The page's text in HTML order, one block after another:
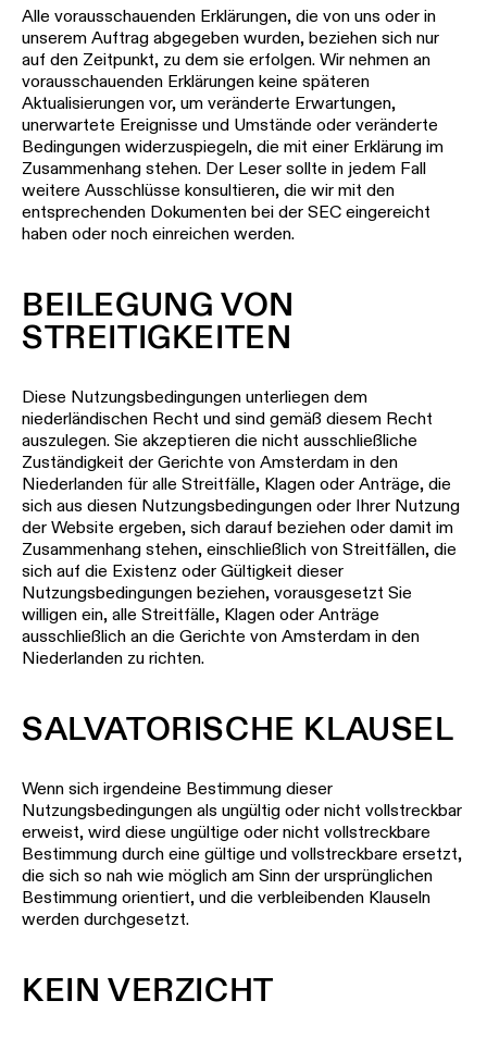
Alle vorausschauenden Erklärungen, die von uns oder in
unserem Auftrag abgegeben wurden, beziehen sich nur
auf den Zeitpunkt, zu dem sie erfolgen. Wir nehmen an
vorausschauenden Erklärungen keine späteren
Aktualisierungen vor, um veränderte Erwartungen,
unerwartete Ereignisse und Umstände oder veränderte
Bedingungen widerzuspiegeln, die mit einer Erklärung im
Zusammenhang stehen. Der Leser sollte in jedem Fall
weitere Ausschlüsse konsultieren, die wir mit den
entsprechenden Dokumenten bei der SEC eingereicht
haben oder noch einreichen werden.
BEILEGUNG VON
STREITIGKEITEN
Diese Nutzungsbedingungen unterliegen dem
niederländischen Recht und sind gemäß diesem Recht
auszulegen. Sie akzeptieren die nicht ausschließliche
Zuständigkeit der Gerichte von Amsterdam in den
Niederlanden für alle Streitfälle, Klagen oder Anträge, die
sich aus diesen Nutzungsbedingungen oder Ihrer Nutzung
der Website ergeben, sich darauf beziehen oder damit im
Zusammenhang stehen, einschließlich von Streitfällen, die
sich auf die Existenz oder Gültigkeit dieser
Nutzungsbedingungen beziehen, vorausgesetzt Sie
willigen ein, alle Streitfälle, Klagen oder Anträge
ausschließlich an die Gerichte von Amsterdam in den
Niederlanden zu richten.
SALVATORISCHE KLAUSEL
Wenn sich irgendeine Bestimmung dieser
Nutzungsbedingungen als ungültig oder nicht vollstreckbar
erweist, wird diese ungültige oder nicht vollstreckbare
Bestimmung durch eine gültige und vollstreckbare ersetzt,
die sich so nah wie möglich am Sinn der ursprünglichen
Bestimmung orientiert, und die verbleibenden Klauseln
werden durchgesetzt.
KEIN VERZICHT